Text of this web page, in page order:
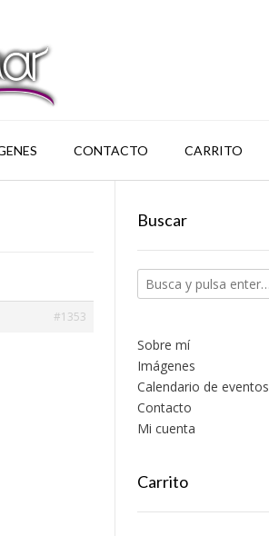
CONTACTO CARRITO
#1353
Buscar
Sobre mí
Imágenes
Calendario de eventos
Contacto
Mi cuenta
Carrito